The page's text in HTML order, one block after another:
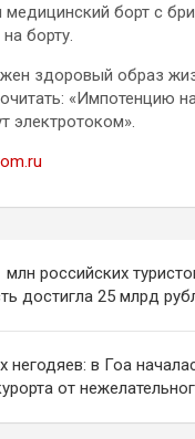
медицинский борт с
борту.
здоровый образ
«Импотенцию
электротоком».
российских
достигла 25 млрд
в Гоа
от